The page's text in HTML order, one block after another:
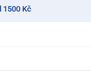
1500 Kč